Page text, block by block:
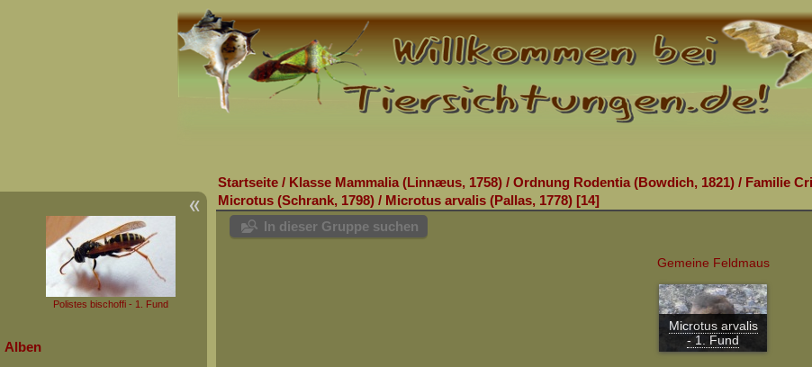
Polistes bischoffi - 1. Fund
Alben
Startseite / Klasse Mammalia (Linnæus, 1758) / Ordnung Rodentia (Bowdich, 1821) / Familie
Microtus (Schrank, 1798) / Microtus arvalis (Pallas, 1778) 14
In dieser Gruppe suchen
Gemeine Feldmaus
Microtus arvalis
- 1. Fund